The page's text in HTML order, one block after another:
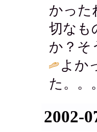
かった
切なも
か？そ
よか
た。。
2002-